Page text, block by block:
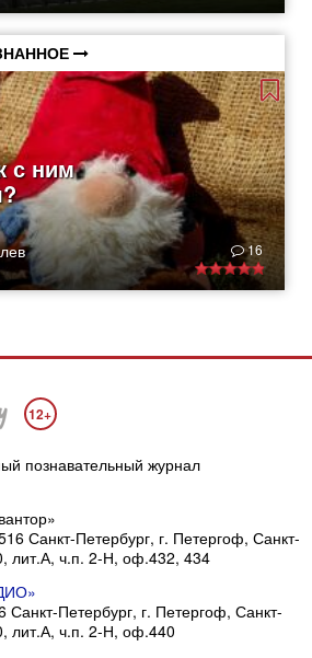
с ним
16
12+
познавательный журнал
Санкт-Петербург, г. Петергоф, Санкт-
лит.А, ч.п. 2-Н, оф.432, 434
Санкт-Петербург, г. Петергоф, Санкт-
лит.А, ч.п. 2-Н, оф.440